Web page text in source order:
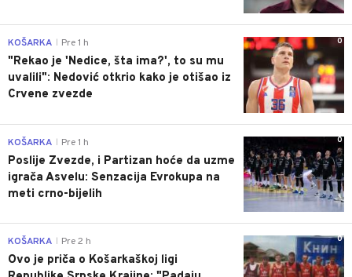
0
KOŠARKA Pre 1 h
"Rekao je 'Nedice, šta ima?', to su mu
uvalili": Nedović otkrio kako je otišao iz
Crvene zvezde
0
KOŠARKA Pre 1 h
Poslije Zvezde, i Partizan hoće da uzme
igrača Asvelu: Senzacija Evrokupa na
meti crno-bijelih
0
KOŠARKA Pre 2 h
Ovo je priča o Košarkaškoj ligi